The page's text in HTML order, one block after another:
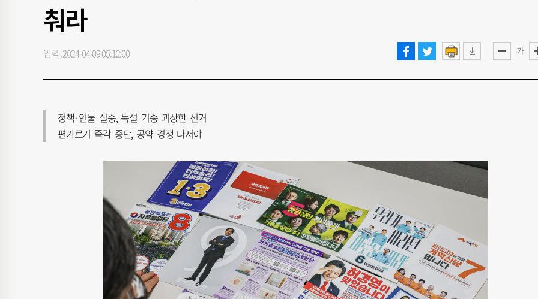
춰라
가
입력 : 2024-04-09 05:12:00
정책·인물 실종, 독설 기승 괴상한 선거
편가르기 즉각 중단, 공약 경쟁 나서야